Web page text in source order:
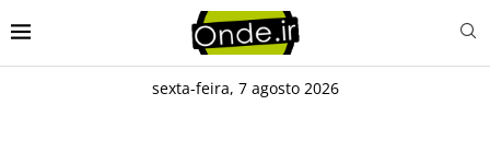
sexta-feira, 7 agosto 2026